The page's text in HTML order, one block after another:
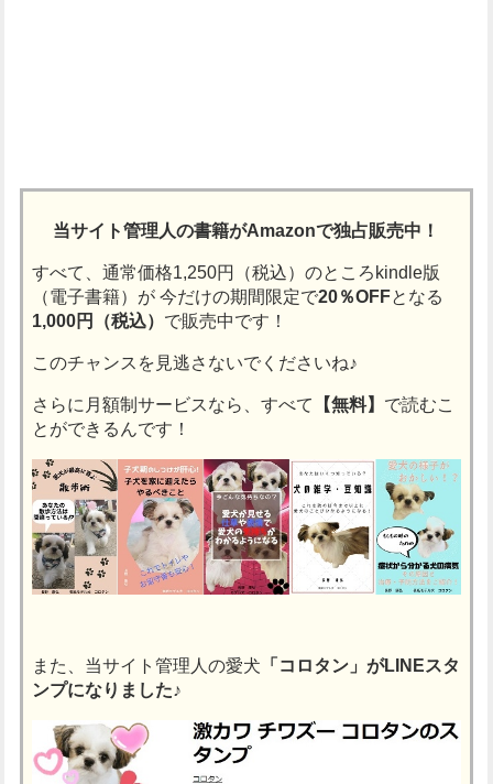
当サイト管理人の書籍がAmazonで独占販売中！
すべて、通常価格1,250円（税込）のところkindle版
（電子書籍）が今だけの期間限定で20％OFFとなる
1,000円（税込） で販売中です！
このチャンスを見逃さないでくださいね♪
さらに月額制サービスなら、すべて 【無料】 で読むこ
とができるんです！
また、当サイト管理人の愛犬 「コロタン」がLINEスタ
ンプになりました♪